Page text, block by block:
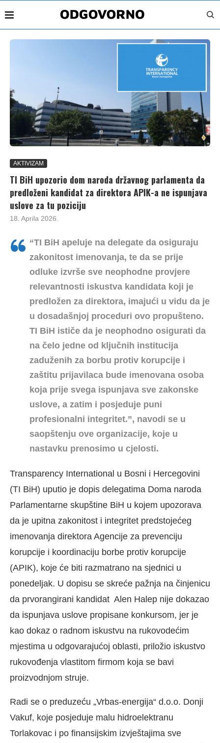
AKTIVIZAM
TI BiH upozorio dom naroda državnog parlamenta da
predloženi kandidat za direktora APIK-a ne ispunjava
uslove za tu poziciju
18. Aprila 2026.
“TI BiH apeluje na delegate da osiguraju
zakonitost imenovanja, te da se prije
odluke izvrše sve neophodne provjere
relevantnosti iskustva kandidata koji je
predložen za direktora, imajući u vidu da je
u dosadašnjoj proceduri ovo propušteno.
TI BiH ističe da je neophodno osigurati da
na čelo jedne od ključnih institucija
zaduženih za borbu protiv korupcije i
zaštitu prijavilaca bude imenovana osoba
koja prije svega ispunjava sve zakonske
uslove, a zatim i posjeduje puni
profesionalni integritet.”, navodi se u
saopštenju ove organizacije, koje u
nastavku prenosimo u cjelosti.
Transparency International u Bosni i Hercegovini
(TI BiH) uputio je dopis delegatima Doma naroda
Parlamentarne skupštine BiH u kojem upozorava
da je upitna zakonitost i integritet predstojećeg
imenovanja direktora Agencije za prevenciju
korupcije i koordinaciju borbe protiv korupcije
(APIK), koje će biti razmatrano na sjednici u
ponedeljak. U dopisu se skreće pažnja na činjenicu
da prvorangirani kandidat Alen Halep nije dokazao
da ispunjava uslove propisane konkursom, jer je
kao dokaz o radnom iskustvu na rukovodećim
mjestima u odgovarajućoj oblasti, priložio iskustvo
rukovođenja vlastitom firmom koja se bavi
proizvodnjom struje.
Radi se o preduzeću „Vrbas-energija“ d.o.o. Donji
Vakuf, koje posjeduje malu hidroelektranu
Torlakovac i po finansijskim izvještajima sve